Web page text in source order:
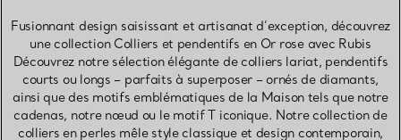
Fusionnant design saisissant et artisanat d’exception, découvrez
une collection Colliers et pendentifs en Or rose avec Rubis
Découvrez notre sélection élégante de colliers lariat, pendentifs
courts ou longs – parfaits à superposer – ornés de diamants,
ainsi que des motifs emblématiques de la Maison tels que notre
cadenas, notre nœud ou le motif T iconique. Notre collection de
colliers en perles mêle style classique et design contemporain,